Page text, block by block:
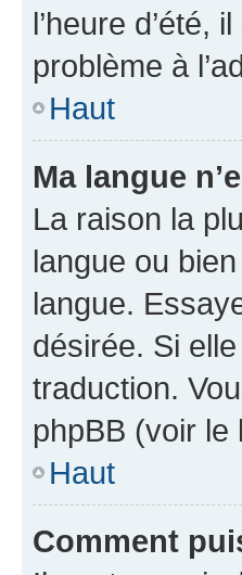
l’heure d’été,
problème à
Haut
Ma langue
La raison la
langue ou
langue.
désirée. Si
traduction.
phpBB (voir le
Haut
Comment